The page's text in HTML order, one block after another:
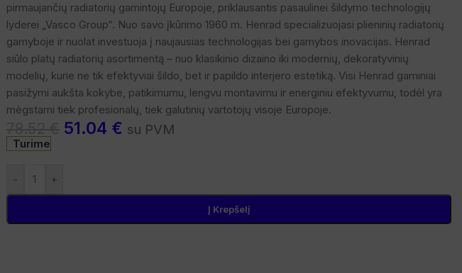
pirmaujančių radiatorių gamintojų Europoje, priklausantis pasaulinei šildymo technologijų
lyderei „Vasco Group“. Nuo savo įkūrimo 1960 m. Henrad specializuojasi plieninių radiatorių
gamyboje ir nuolat investuoja į naujausias technologijas bei gamybos inovacijas. Henrad
siūlo platų radiatorių asortimentą – nuo klasikinio dizaino iki modernių, dekoratyvinių
modelių, kurie ne tik efektyviai šildo, bet ir papildo interjero estetiką. Visi Henrad gaminiai
pasižymi aukšta kokybe, patikimumu, lengvu montavimu ir energiniu efektyvumu, todėl yra
mėgstami tiek profesionalų, tiek galutinių vartotojų visoje Europoje.
51.04 € su PVM
Turime
- +
Į Krepšelį